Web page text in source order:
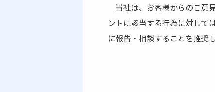
当社は、お客様からのご意
ントに該当する行為に対して
に報告・相談することを推奨